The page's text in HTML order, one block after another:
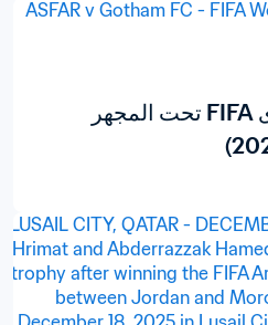
الاتحادات الأعضاء لدى FIFA تحت المجهر